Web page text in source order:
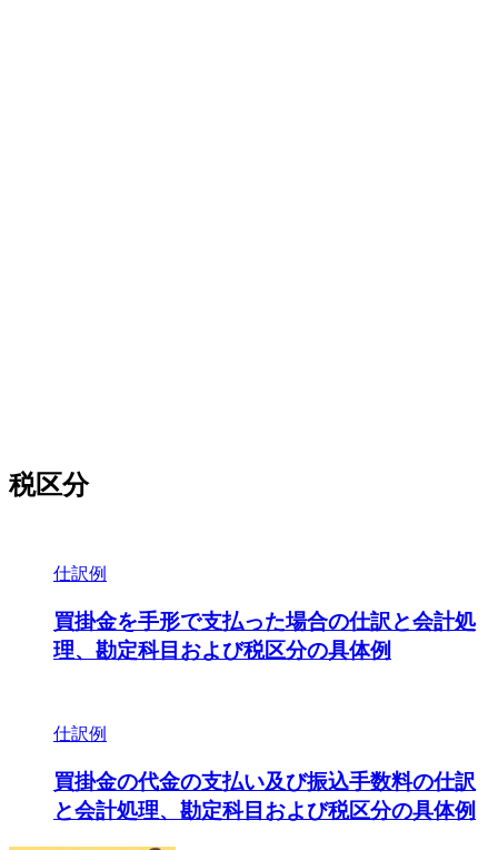
税区分
仕訳例
買掛金を手形で支払った場合の仕訳と会計処
理、勘定科目および税区分の具体例
仕訳例
買掛金の代金の支払い及び振込手数料の仕訳
と会計処理、勘定科目および税区分の具体例